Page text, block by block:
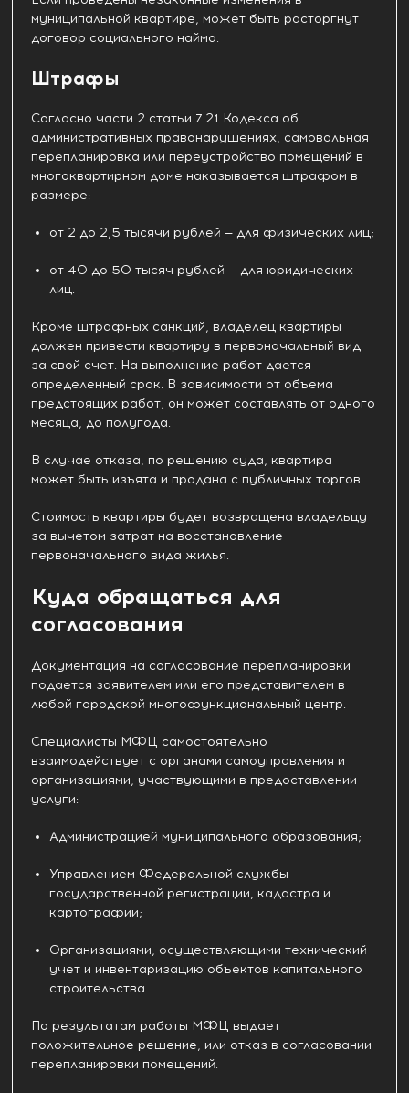
муниципальной квартире, может быть расторгнут
договор социального найма.
Штрафы
Согласно части 2 статьи 7.21 Кодекса об
административных правонарушениях, самовольная
перепланировка или переустройство помещений в
многоквартирном доме наказывается штрафом в
размере:
от 2 до 2,5 тысячи рублей — для физических лиц;
от 40 до 50 тысяч рублей — для юридических
лиц.
Кроме штрафных санкций, владелец квартиры
должен привести квартиру в первоначальный вид
за свой счет. На выполнение работ дается
определенный срок. В зависимости от объема
предстоящих работ, он может составлять от одного
месяца, до полугода.
В случае отказа, по решению суда, квартира
может быть изъята и продана с публичных торгов.
Стоимость квартиры будет возвращена владельцу
за вычетом затрат на восстановление
первоначального вида жилья.
Куда обращаться для
согласования
Документация на согласование перепланировки
подается заявителем или его представителем в
любой городской многофункциональный центр.
Специалисты МФЦ самостоятельно
взаимодействует с органами самоуправления и
организациями, участвующими в предоставлении
услуги:
Администрацией муниципального образования;
Управлением Федеральной службы
государственной регистрации, кадастра и
картографии;
Организациями, осуществляющими технический
учет и инвентаризацию объектов капитального
строительства.
По результатам работы МФЦ выдает
положительное решение, или отказ в согласовании
перепланировки помещений.